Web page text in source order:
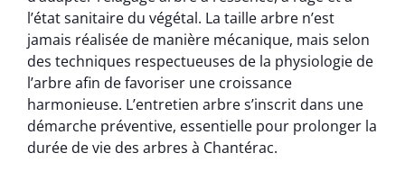
l’état sanitaire du végétal. La taille arbre n’est
jamais réalisée de manière mécanique, mais selon
des techniques respectueuses de la physiologie de
l’arbre afin de favoriser une croissance
harmonieuse. L’entretien arbre s’inscrit dans une
démarche préventive, essentielle pour prolonger la
durée de vie des arbres à Chantérac.